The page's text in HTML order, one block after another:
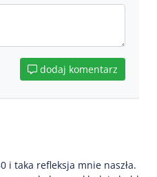
dodaj komentarz
i taka refleksja mnie naszła.